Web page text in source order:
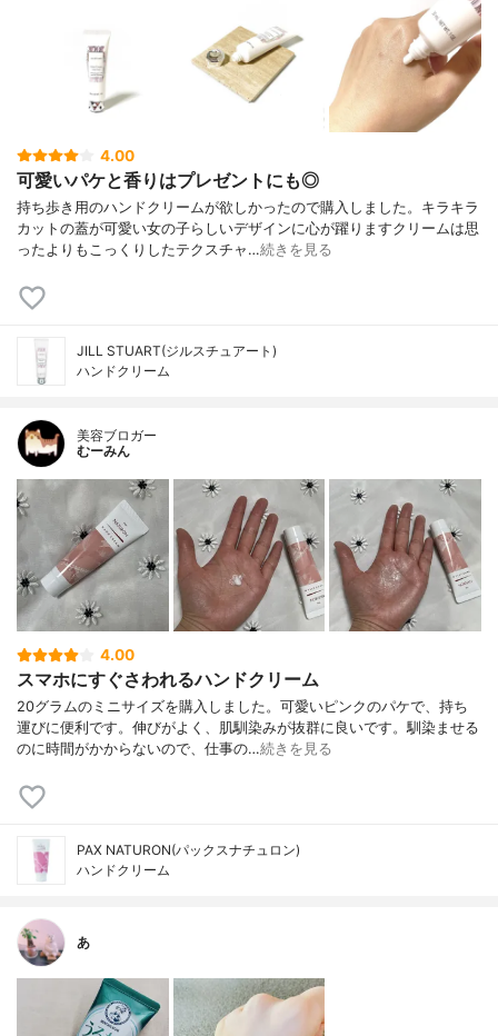
4.00
可愛いパケと香りはプレゼントにも◎
持ち歩き用のハンドクリームが欲しかったので購入しました。キラキラ
カットの蓋が可愛い女の子らしいデザインに心が躍りますクリームは思
ったよりもこっくりしたテクスチャ…続きを見る
JILL STUART(ジルスチュアート)
ハンドクリーム
美容ブロガー
むーみん
4.00
スマホにすぐさわれるハンドクリーム
20グラムのミニサイズを購入しました。可愛いピンクのパケで、持ち
運びに便利です。伸びがよく、肌馴染みが抜群に良いです。馴染ませる
のに時間がかからないので、仕事の…続きを見る
PAX NATURON(パックスナチュロン)
ハンドクリーム
あ